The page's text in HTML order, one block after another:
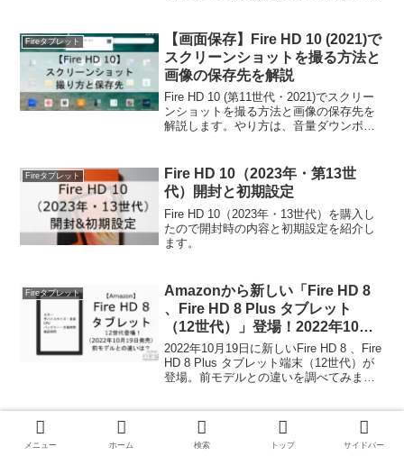
てFireタブレットを大画面で見る方法を解
説します。
Fireタブレット
【画面保存】Fire HD 10 (2021)で
スクリーンショットを撮る方法と
画像の保存先を解説
Fire HD 10 (第11世代・2021)でスクリー
ンショットを撮る方法と画像の保存先を
解説します。やり方は、音量ダウンボタ
をタップでスクショできます。保存場所
は「Screenshots」フォルダ内。
Fireタブレット
Fire HD 10（2023年・第13世
代）開封と初期設定
Fire HD 10（2023年・13世代）を購入し
たので開封時の内容と初期設定を紹介し
ます。
Fireタブレット
Amazonから新しい「Fire HD 8
、Fire HD 8 Plus タブレット
（12世代）」登場！2022年10月
19日発売、前モデルとの違いは？
2022年10月19日に新しいFire HD 8 、Fire
HD 8 Plus タブレット端末（12世代）が
登場。前モデルとの違いを調べてみまし
スポンサーリンク
メニュー ホーム 検索 トップ サイドバー